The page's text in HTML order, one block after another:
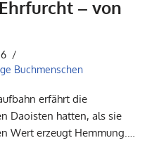
– von
Buchmenschen
erfährt die
Daoisten hatten, als sie
Wert erzeugt Hemmung.…